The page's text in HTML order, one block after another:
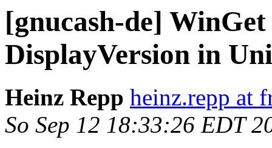
[gnucash-de]
DisplayVersion in
Heinz Repp heinz.repp at
So Sep 12 18:33:26 EDT